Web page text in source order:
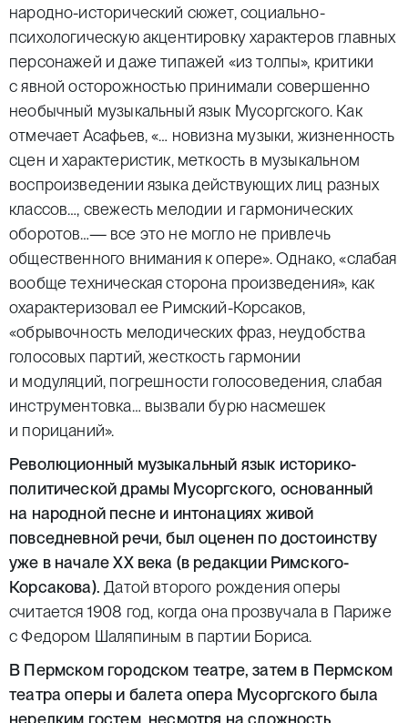
народно-исторический сюжет, социально-
психологическую акцентировку характеров главных
персонажей и даже типажей «из толпы», критики
с явной осторожностью принимали совершенно
необычный музыкальный язык Мусоргского. Как
отмечает Асафьев, «… новизна музыки, жизненность
сцен и характеристик, меткость в музыкальном
воспроизведении языка действующих лиц разных
классов…, свежесть мелодии и гармонических
оборотов…— все это не могло не привлечь
общественного внимания к опере». Однако, «слабая
вообще техническая сторона произведения», как
охарактеризовал ее Римский-Корсаков,
«обрывочность мелодических фраз, неудобства
голосовых партий, жесткость гармонии
и модуляций, погрешности голосоведения, слабая
инструментовка… вызвали бурю насмешек
и порицаний».
Революционный музыкальный язык историко-
политической драмы Мусоргского, основанный
на народной песне и интонациях живой
повседневной речи, был оценен по достоинству
уже в начале XX века (в редакции Римского-
Корсакова). Датой второго рождения оперы
считается 1908 год, когда она прозвучала в Париже
с Федором Шаляпиным в партии Бориса.
В Пермском городском театре, затем в Пермском
театра оперы и балета опера Мусоргского была
нередким гостем, несмотря на сложность